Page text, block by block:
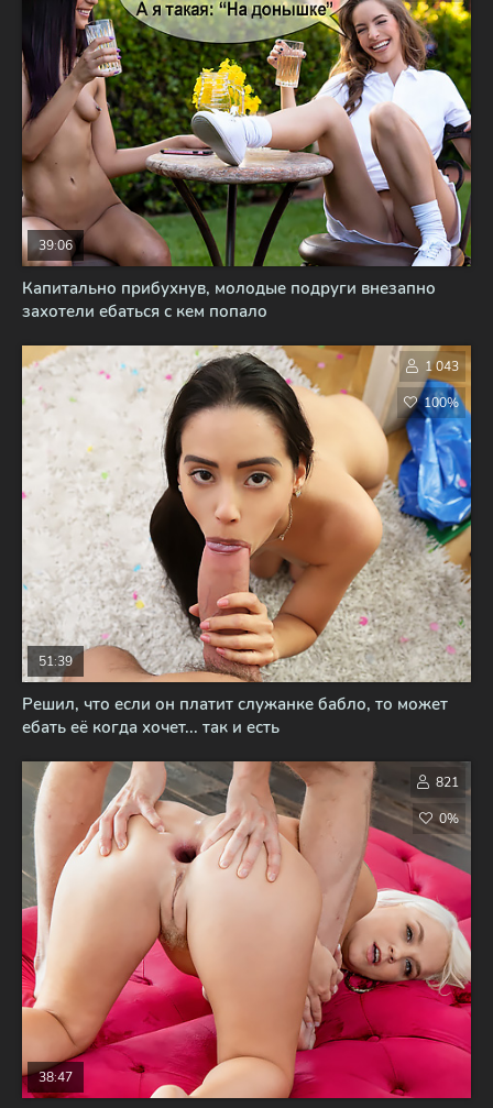
Капитально прибухнув, молодые подруги внезапно
захотели ебаться с кем попало
39:06
Решил, что если он платит служанке бабло, то может
ебать её когда хочет... так и есть
51:39
1 043
100%
38:47
821
0%